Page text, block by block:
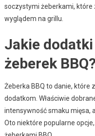
soczystymi żeberkami, które
wyglądem na grillu.
Jakie
żeberek
Żeberka BBQ to danie, które
dodatkom. Właściwie
intensywność smaku mięsa,
Oto niektóre popularne